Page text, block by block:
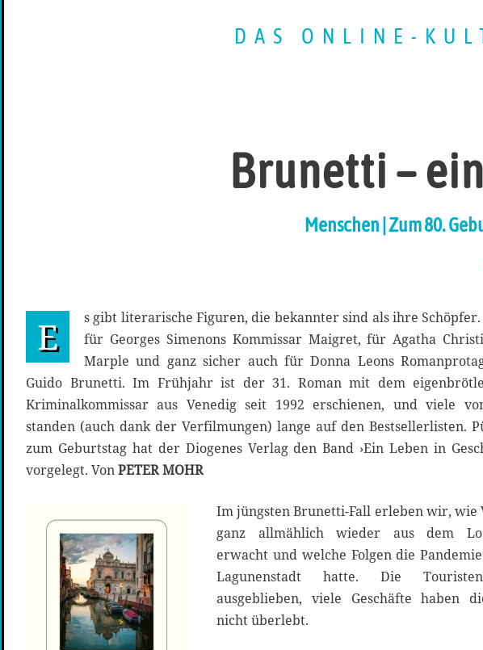
DAS ONLINE-
Brunetti –
Menschen | Zum 80.
E
s gibt literarische Figuren, die bekannter sind als ihre
für Georges Simenons Kommissar Maigret, für Agatha
Marple und ganz sicher auch für Donna Leons
Guido Brunetti. Im Frühjahr ist der 31. Roman mit dem
Kriminalkommissar aus Venedig seit 1992 erschienen, und viele
standen (auch dank der Verfilmungen) lange auf den Bestsellerlisten.
zum Geburtstag hat der Diogenes Verlag den Band ›Ein Leben in
vorgelegt. VonPETER MOHR
Im jüngsten Brunetti-Fall erleben wir, wie
ganz allmählich wieder aus dem
erwacht und welche Folgen die
Lagunenstadt hatte. Die
ausgeblieben, viele Geschäfte haben
nicht überlebt.